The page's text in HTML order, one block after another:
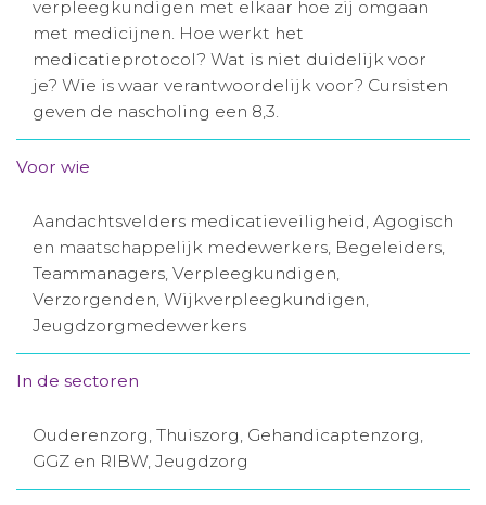
Aanmelden nieuwsbrief
Inloggen
verpleegkundigen met elkaar hoe zij omgaan
met medicijnen. Hoe werkt het
medicatieprotocol? Wat is niet duidelijk voor
je? Wie is waar verantwoordelijk voor? Cursisten
geven de nascholing een 8,3.
Voor wie
Aandachtsvelders medicatieveiligheid, Agogisch
en maatschappelijk medewerkers, Begeleiders,
Teammanagers, Verpleegkundigen,
Verzorgenden, Wijkverpleegkundigen,
Jeugdzorgmedewerkers
In de sectoren
Ouderenzorg, Thuiszorg, Gehandicaptenzorg,
GGZ en RIBW, Jeugdzorg